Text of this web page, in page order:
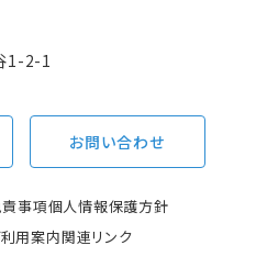
1-2-1
お問い合わせ
責事項個人情報保護方針
利用案内関連リンク